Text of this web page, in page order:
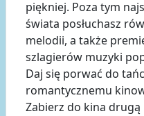
piękniej. Poza tym
świata posłuchasz
melodii, a także
szlagierów muzyki
Daj się porwać do
romantycznemu
Zabierz do kina drugą